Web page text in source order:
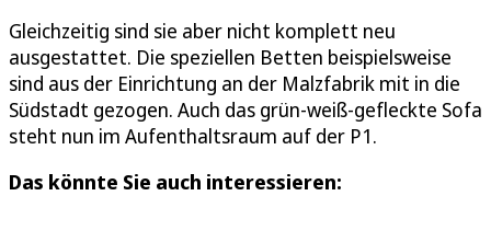
Gleichzeitig sind sie aber nicht komplett neu
ausgestattet. Die speziellen Betten beispielsweise
sind aus der Einrichtung an der Malzfabrik mit in die
Südstadt gezogen. Auch das grün-weiß-gefleckte Sofa
steht nun im Aufenthaltsraum auf der P1.
Das könnte Sie auch interessieren: